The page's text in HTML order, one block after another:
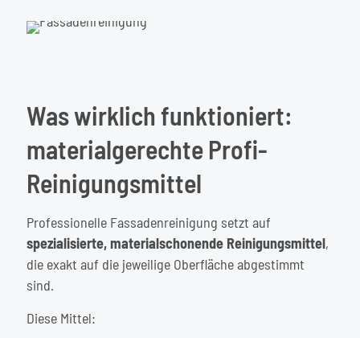
Was wirklich funktioniert:
materialgerechte Profi-
Reinigungsmittel
Professionelle Fassadenreinigung setzt auf
spezialisierte, materialschonende Reinigungsmittel,
die exakt auf die jeweilige Oberfläche abgestimmt
sind.
Diese Mittel: